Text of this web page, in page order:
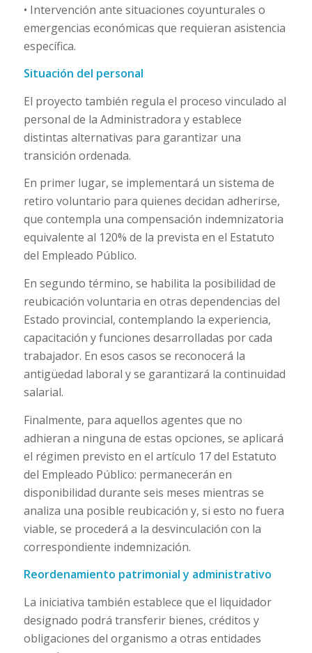
• Intervención ante situaciones coyunturales o
emergencias económicas que requieran asistencia
específica.
Situación del personal
El proyecto también regula el proceso vinculado al
personal de la Administradora y establece
distintas alternativas para garantizar una
transición ordenada.
En primer lugar, se implementará un sistema de
retiro voluntario para quienes decidan adherirse,
que contempla una compensación indemnizatoria
equivalente al 120% de la prevista en el Estatuto
del Empleado Público.
En segundo término, se habilita la posibilidad de
reubicación voluntaria en otras dependencias del
Estado provincial, contemplando la experiencia,
capacitación y funciones desarrolladas por cada
trabajador. En esos casos se reconocerá la
antigüedad laboral y se garantizará la continuidad
salarial.
Finalmente, para aquellos agentes que no
adhieran a ninguna de estas opciones, se aplicará
el régimen previsto en el artículo 17 del Estatuto
del Empleado Público: permanecerán en
disponibilidad durante seis meses mientras se
analiza una posible reubicación y, si esto no fuera
viable, se procederá a la desvinculación con la
correspondiente indemnización.
Reordenamiento patrimonial y administrativo
La iniciativa también establece que el liquidador
designado podrá transferir bienes, créditos y
obligaciones del organismo a otras entidades